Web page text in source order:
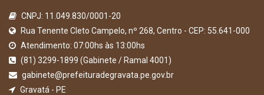
CNPJ: 11.049.830/0001-20
Rua Tenente Cleto Campelo, nº 268, Centro - CEP: 55.641-000
Atendimento: 07:00hs às 13:00hs
(81) 3299-1899 (Gabinete / Ramal 4001)
gabinete@prefeituradegravata.pe.gov.br
Gravatá - PE